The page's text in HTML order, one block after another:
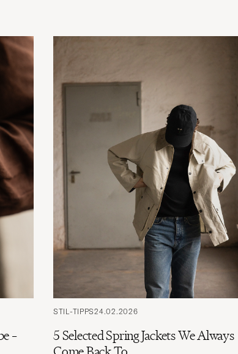
–
STIL-TIPPS24.02.2026
5 Selected Spring Jackets We Always